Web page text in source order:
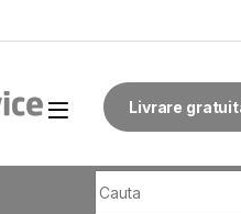
Livrare